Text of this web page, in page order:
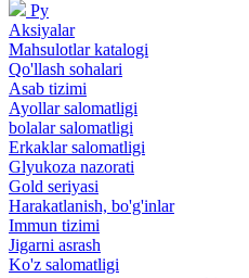
Ру
Aksiyalar
Mahsulotlar katalogi
Qo'llash sohalari
Asab tizimi
Ayollar salomatligi
bolalar salomatligi
Erkaklar salomatligi
Glyukoza nazorati
Gold seriyasi
Harakatlanish, bo'g'inlar
Immun tizimi
Jigarni asrash
Ko'z salomatligi